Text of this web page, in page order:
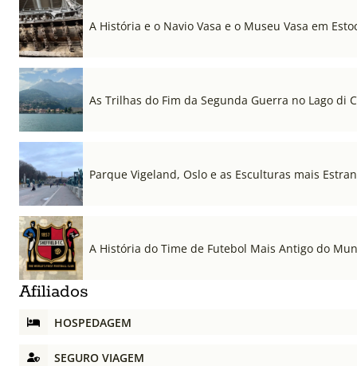
A História e o Navio Vasa e o Museu Vasa em
As Trilhas do Fim da Segunda Guerra no Lago di
Parque Vigeland, Oslo e as Esculturas mais
A História do Time de Futebol Mais Antigo do
Afiliados
HOSPEDAGEM
SEGURO VIAGEM